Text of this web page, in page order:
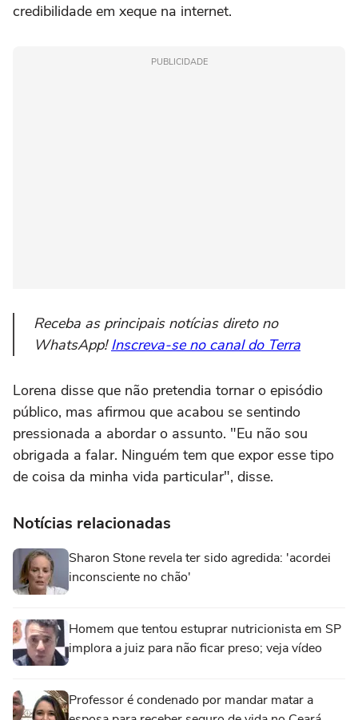
credibilidade em xeque na internet.
PUBLICIDADE
Receba as principais notícias direto no
WhatsApp!Inscreva-se no canal do Terra
Lorena disse que não pretendia tornar o episódio
público, mas afirmou que acabou se sentindo
pressionada a abordar o assunto. "Eu não sou
obrigada a falar. Ninguém tem que expor esse tipo
de coisa da minha vida particular", disse.
Notícias relacionadas
Sharon Stone revela ter sido agredida: 'acordei
inconsciente no chão'
Homem que tentou estuprar nutricionista em SP
implora a juiz para não ficar preso; veja vídeo
Professor é condenado por mandar matar a